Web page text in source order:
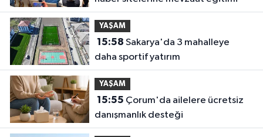
YAŞAM
15:58
daha sportif yatırım
YAŞAM
15:55
danışmanlık desteği